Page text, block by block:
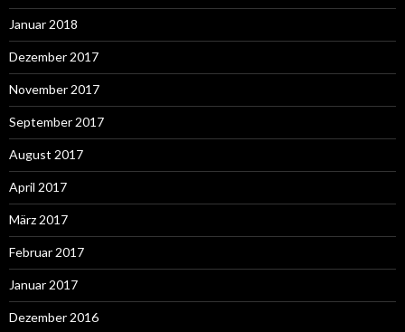
Januar 2018
Dezember 2017
November 2017
September 2017
August 2017
April 2017
März 2017
Februar 2017
Januar 2017
Dezember 2016